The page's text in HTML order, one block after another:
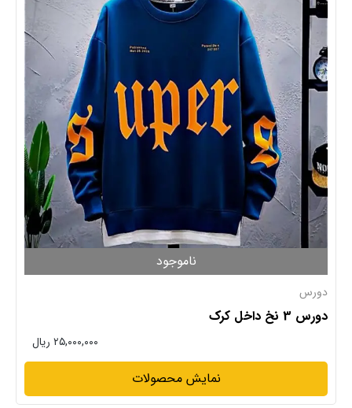
ناموجود
دورس
دورس 3 نخ داخل کرک
۲۵,۰۰۰,۰۰۰ ریال
نمایش محصولات